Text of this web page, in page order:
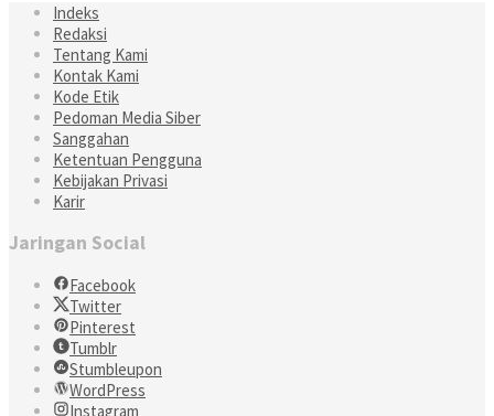
Indeks
Redaksi
Tentang Kami
Kontak Kami
Kode Etik
Pedoman Media Siber
Sanggahan
Ketentuan Pengguna
Kebijakan Privasi
Karir
Jaringan Social
Facebook
Twitter
Pinterest
Tumblr
Stumbleupon
WordPress
Instagram